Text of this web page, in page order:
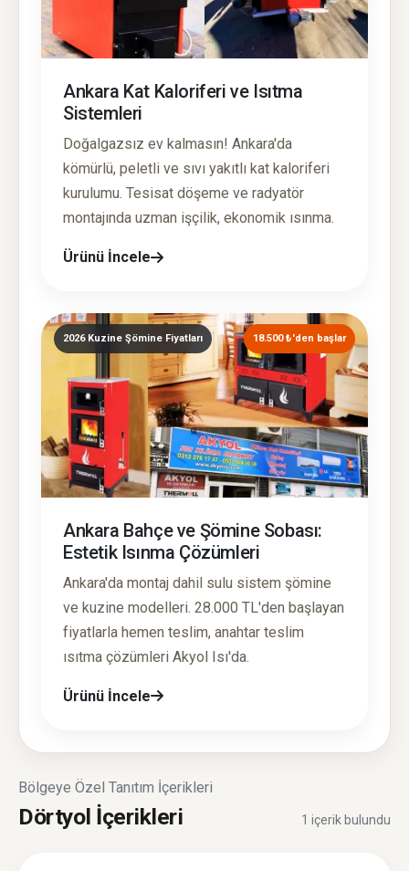
Ankara Kat Kaloriferi ve Isıtma
Sistemleri
Doğalgazsız ev kalmasın! Ankara'da
kömürlü, peletli ve sıvı yakıtlı kat kaloriferi
kurulumu. Tesisat döşeme ve radyatör
montajında uzman işçilik, ekonomik ısınma.
Ürünü İncele
2026 Kuzine Şömine Fiyatları 18.500 ₺'den başlar
Ankara Bahçe ve Şömine Sobası:
Estetik Isınma Çözümleri
Ankara'da montaj dahil sulu sistem şömine
ve kuzine modelleri. 28.000 TL'den başlayan
fiyatlarla hemen teslim, anahtar teslim
ısıtma çözümleri Akyol Isı'da.
Ürünü İncele
Bölgeye Özel Tanıtım İçerikleri
Dörtyol İçerikleri 1 içerik bulundu